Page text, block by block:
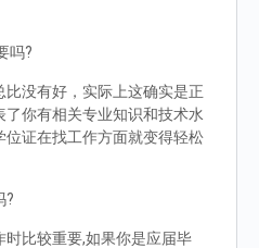
吗?
没有好，实际上这确实是正
你有相关专业知识和技术水
证在找工作方面就变得轻松
?
比较重要,如果你是应届毕